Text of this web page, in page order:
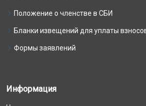
Положение о членстве в СБИ
Бланки извещений для уплаты
Формы заявлений
Информация